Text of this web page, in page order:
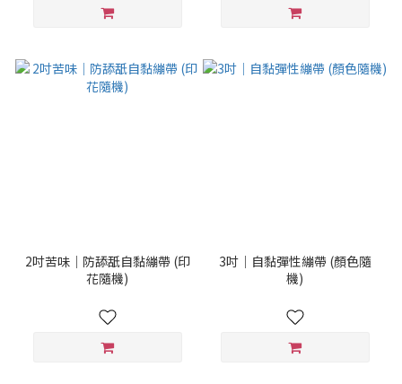
2吋苦味｜防舔舐自黏繃帶 (印
花隨機)
3吋｜自黏彈性繃帶 (顏色隨
機)